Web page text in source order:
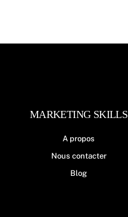
MARKETING SKILLS
A propos
Nous contacter
Blog